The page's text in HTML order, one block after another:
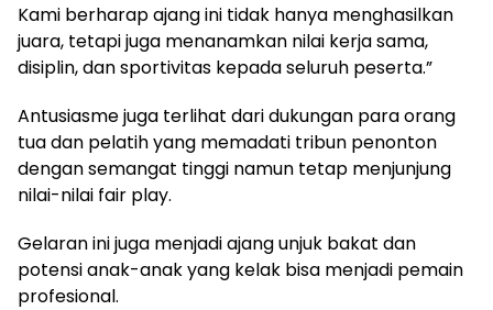
Kami berharap ajang ini tidak hanya menghasilkan
juara, tetapi juga menanamkan nilai kerja sama,
disiplin, dan sportivitas kepada seluruh peserta.”
Antusiasme juga terlihat dari dukungan para orang
tua dan pelatih yang memadati tribun penonton
dengan semangat tinggi namun tetap menjunjung
nilai-nilai fair play.
Gelaran ini juga menjadi ajang unjuk bakat dan
potensi anak-anak yang kelak bisa menjadi pemain
profesional.